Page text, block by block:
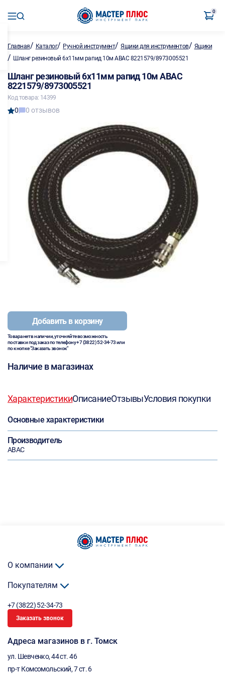
0
Главная/ Каталог/ Ручной инструмент/Ящики для инструментов/ Ящики
/ Шланг резиновый 6х11мм рапид 10м ABAC 8221579/8973005521
Шланг резиновый 6х11мм рапид 10м ABAC
8221579/8973005521
Код товара: 14399
0 0 отзывов
Добавить в корзину
Товара нет в наличии, уточняйте возможность
поставки под заказ по телефону+7 (3822) 52-34-73или
по кнопке "Заказать звонок"
Наличие в магазинах
ХарактеристикиОписаниеОтзывыУсловия покупки
Основные характеристики
Производитель
ABAC
О компании
Покупателям
+7 (3822) 52-34-73
Заказать звонок
Адреса магазинов в г. Томск
ул. Шевченко, 44 ст. 46
пр-т Комсомольский, 7 ст. 6